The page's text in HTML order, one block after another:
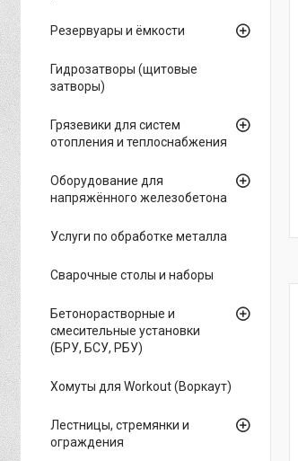
Резервуары и ёмкости
Гидрозатворы (щитовые
затворы)
Грязевики для систем
отопления и теплоснабжения
Оборудование для
напряжённого железобетона
Услуги по обработке металла
Сварочные столы и наборы
Бетонорастворные и
смесительные установки
(БРУ, БСУ, РБУ)
Хомуты для Workout (Воркаут)
Лестницы, стремянки и
ограждения